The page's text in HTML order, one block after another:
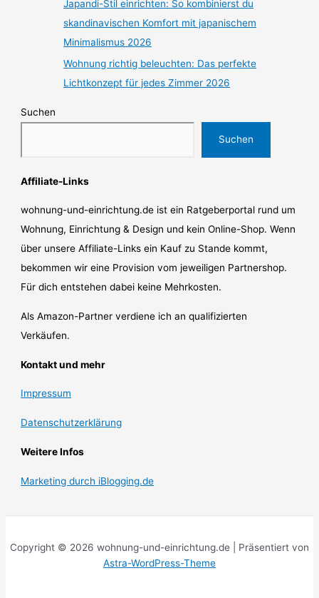
Japandi-Stil einrichten: So kombinierst du
skandinavischen Komfort mit japanischem
Minimalismus 2026
Wohnung richtig beleuchten: Das perfekte
Lichtkonzept für jedes Zimmer 2026
Suchen
Suchen
Affiliate-Links
wohnung-und-einrichtung.de ist ein Ratgeberportal rund um
Wohnung, Einrichtung & Design und kein Online-Shop. Wenn
über unsere Affiliate-Links ein Kauf zu Stande kommt,
bekommen wir eine Provision vom jeweiligen Partnershop.
Für dich entstehen dabei keine Mehrkosten.
Als Amazon-Partner verdiene ich an qualifizierten
Verkäufen.
Kontakt und mehr
Impressum
Datenschutzerklärung
Weitere Infos
Marketing durch iBlogging.de
Copyright © 2026 wohnung-und-einrichtung.de | Präsentiert von
Astra-WordPress-Theme